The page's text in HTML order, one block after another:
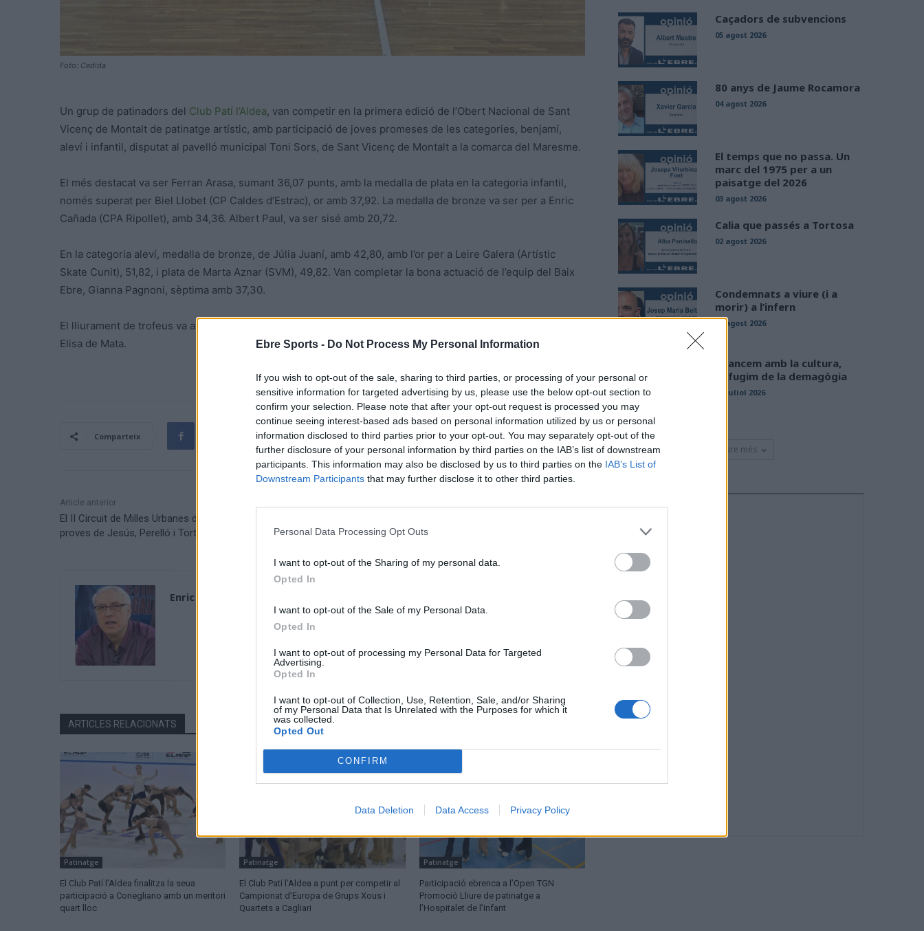
Ebre Sports - Do Not Process My Personal Information
If you wish to opt-out of the sale, sharing to third parties, or processing of your personal or
sensitive information for targeted advertising by us, please use the below opt-out section to
confirm your selection. Please note that after your opt-out request is processed you may
continue seeing interest-based ads based on personal information utilized by us or personal
information disclosed to third parties prior to your opt-out. You may separately opt-out of the
further disclosure of your personal information by third parties on the IAB’s list of downstream
participants. This information may also be disclosed by us to third parties on the IAB’s List of
Downstream Participants that may further disclose it to other third parties.
Personal Data Processing Opt Outs
I want to opt-out of the Sharing of my personal data.
Opted In
I want to opt-out of the Sale of my Personal Data.
Opted In
I want to opt-out of processing my Personal Data for Targeted
Advertising.
Opted In
I want to opt-out of Collection, Use, Retention, Sale, and/or Sharing
of my Personal Data that Is Unrelated with the Purposes for which it
was collected.
Opted Out
CONFIRM
Data Deletion Data Access Privacy Policy
Foto: Cedida
Un grup de patinadors del Club Patí l’Aldea, van competir en la primera edició de l’Obert Nacional de Sant
Vicenç de Montalt de patinatge artístic, amb participació de joves promeses de les categories, benjamí,
aleví i infantil, disputat al pavelló municipal Toni Sors, de Sant Vicenç de Montalt a la comarca del Maresme.
El més destacat va ser Ferran Arasa, sumant 36,07 punts, amb la medalla de plata en la categoria infantil,
només superat per Biel Llobet (CP Caldes d’Estrac), or amb 37,92. La medalla de bronze va ser per a Enric
Cañada (CPA Ripollet), amb 34,36. Albert Paul, va ser sisé amb 20,72.
En la categoria aleví, medalla de bronze, de Júlia Juaní, amb 42,80, amb l’or per a Leire Galera (Artístic
Skate Cunit), 51,82, i plata de Marta Aznar (SVM), 49,82. Van completar la bona actuació de l’equip del Baix
Ebre, Gianna Pagnoni, sèptima amb 37,30.
El lliurament de trofeus va anar a càrrec de l’alcalde de Sant Vicenç, Javier Sandoval i la regidora d’Esports,
Elisa de Mata.
Comparteix
Article anterior
El II Circuit de Milles Urbanes del Baix Ebre consolida les
proves de Jesús, Perelló i Tortosa
Enric Alguero
ARTICLES RELACIONATS
Patinatge
El Club Patí l’Aldea finalitza la seua
participació a Conegliano amb un meritori
quart lloc
Patinatge
El Club Patí l’Aldea a punt per competir al
Campionat d’Europa de Grups Xous i
Quartets a Cagliari
Patinatge
Participació ebrenca a l’Open TGN
Promoció Lliure de patinatge a
l’Hospitalet de l’Infant
Caçadors de subvencions
05 agost 2026
80 anys de Jaume Rocamora
04 agost 2026
El temps que no passa. Un
marc del 1975 per a un
paisatge del 2026
03 agost 2026
Calia que passés a Tortosa
02 agost 2026
Condemnats a viure (i a
morir) a l’infern
01 agost 2026
Avancem amb la cultura,
defugim de la demagògia
31 juliol 2026
Veure més